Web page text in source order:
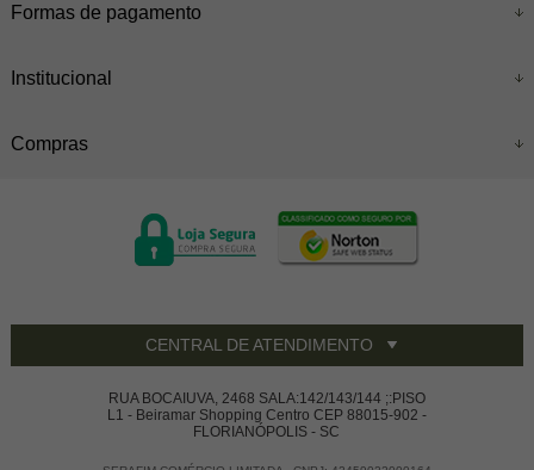
Formas de pagamento
Institucional
Compras
CENTRAL DE ATENDIMENTO
RUA BOCAIUVA, 2468 SALA:142/143/144 ;:PISO
L1 - Beiramar Shopping Centro CEP 88015-902 -
FLORIANÓPOLIS - SC